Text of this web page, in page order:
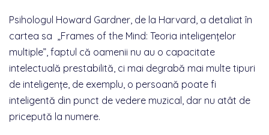
Psihologul Howard Gardner, de la Harvard, a detaliat în
cartea sa „Frames of the Mind: Teoria inteligențelor
multiple”, faptul că oamenii nu au o capacitate
intelectuală prestabilită, ci mai degrabă mai multe tipuri
de inteligențe, de exemplu, o persoană poate fi
inteligentă din punct de vedere muzical, dar nu atât de
pricepută la numere.